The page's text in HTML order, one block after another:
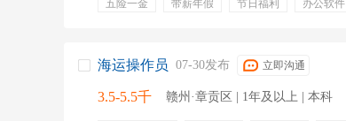
五险一金 带薪年假 节日福利 办公软件
海运操作员 07-30发布 立即沟通
3.5-5.5千 赣州·章贡区 | 1年及以上 | 本科